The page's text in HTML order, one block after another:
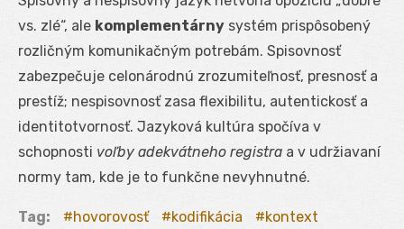
vs. zlé“, ale komplementárny systém prispôsobený
rozličným komunikačným potrebám. Spisovnosť
zabezpečuje celonárodnú zrozumiteľnosť, presnosť a
prestíž; nespisovnosť zasa flexibilitu, autentickosť a
identitotvornosť. Jazyková kultúra spočíva v
schopnosti voľby adekvátneho registra a v udržiavaní
normy tam, kde je to funkčne nevyhnutné.
Tag: hovorovosť kodifikácia
kontext